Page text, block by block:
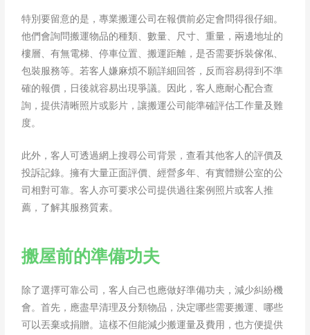
特別要留意的是，專業搬運公司在報價前必定會問得很仔細。
他們會詢問搬運物品的種類、數量、尺寸、重量，兩邊地址的
樓層、有無電梯、停車位置、搬運距離，是否需要拆裝傢俬、
包裝服務等。若客人嫌麻煩不願詳細回答，反而容易得到不準
確的報價，日後就容易出現爭議。因此，客人應耐心配合查
詢，提供清晰照片或影片，讓搬運公司能準確評估工作量及難
度。
此外，客人可透過網上搜尋公司背景，查看其他客人的評價及
投訴記錄。擁有大量正面評價、經營多年、有實體辦公室的公
司相對可靠。客人亦可要求公司提供過往案例照片或客人推
薦，了解其服務質素。
搬屋前的準備功夫
除了選擇可靠公司，客人自己也應做好準備功夫，減少糾紛機
會。首先，應盡早清理及分類物品，決定哪些需要搬運、哪些
可以丟棄或捐贈。這樣不但能減少搬運量及費用，也方便提供